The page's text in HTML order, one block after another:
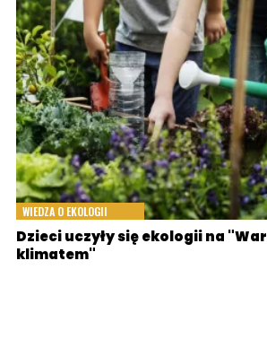
WIEDZA O EKOLOGII
Dzieci uczyły się ekologii na
klimatem"